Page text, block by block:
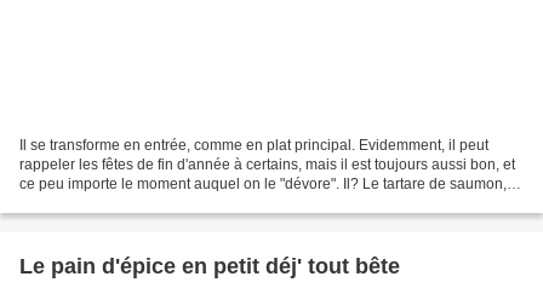
Il se transforme en entrée, comme en plat principal. Evidemment, il peut
rappeler les fêtes de fin d'année à certains, mais il est toujours aussi bon, et
ce peu importe le moment auquel on le "dévore". Il? Le tartare de saumon,
Le pain d'épice en petit déj' tout bête